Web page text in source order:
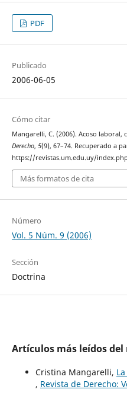
PDF
Publicado
2006-06-05
Cómo citar
Mangarelli, C. (2006). Acoso laboral,
Derecho, 5(9), 67–74. Recuperado a
https://revistas.um.edu.uy/
Más formatos de cita
Número
Vol. 5 Núm. 9 (2006)
Sección
Doctrina
Artículos más leídos
Cristina Mangarelli,
, Revista de Derecho: